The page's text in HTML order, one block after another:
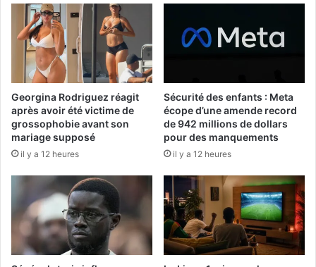
Georgina Rodriguez réagit
après avoir été victime de
grossophobie avant son
mariage supposé
il y a 12 heures
Sécurité des enfants : Meta
écope d’une amende record
de 942 millions de dollars
pour des manquements
il y a 12 heures